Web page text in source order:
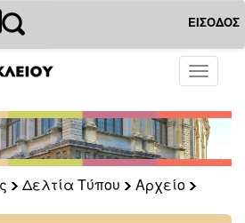
ΕΙΣΟΔΟΣ
Toggle
Δελτία Τύπου
Αρχείο